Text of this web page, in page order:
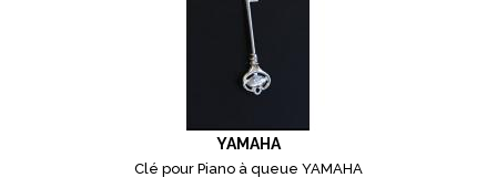
YAMAHA
Clé pour Piano à queue YAMAHA